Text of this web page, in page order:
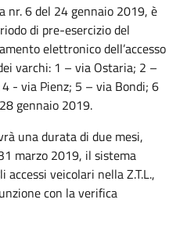
nr. 6 del 24 gennaio 2019, è
di pre-esercizio del
elettronico dell’accesso
varchi: 1 – via Ostaria; 2 –
- via Pienz; 5 – via Bondi; 6
gennaio 2019.
una durata di due mesi,
marzo 2019, il sistema
veicolari nella Z.T.L.,
con la verifica